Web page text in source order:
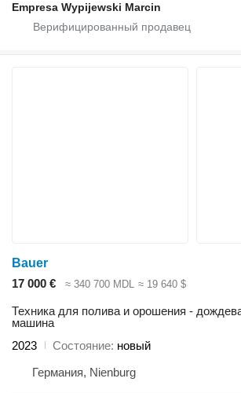
Empresa Wypijewski Marcin
Bauer
17 000 €
≈ 340 700 MDL ≈ 19 640 $
Техника для полива и орошения -
машина
2023
Состояние новый
Германия, Nienburg